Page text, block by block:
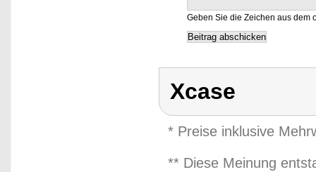
Geben Sie die Zeichen aus dem
Xcase
* Preise inklusive
** Diese Meinung